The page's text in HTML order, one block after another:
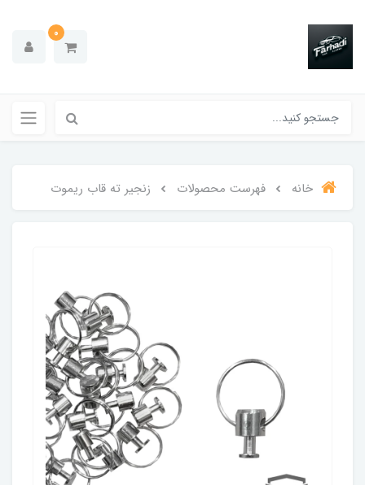
0
خانه فهرست محصولات زنجیر ته قاب ریموت